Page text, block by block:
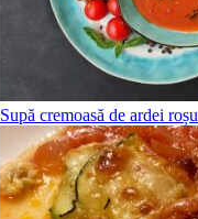
Supă cremoasă de ardei roșu